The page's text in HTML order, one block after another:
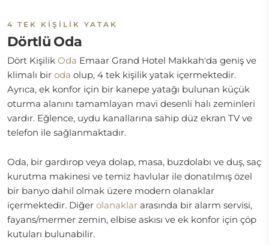
4 TEK KIŞILIK YATAK
Dörtlü Oda
Dört Kişilik Oda Emaar Grand Hotel Makkah'da geniş ve
klimalı bir oda olup, 4 tek kişilik yatak içermektedir.
Ayrıca, ek konfor için bir kanepe yatağı bulunan küçük
oturma alanını tamamlayan mavi desenli halı zeminleri
vardır. Eğlence, uydu kanallarına sahip düz ekran TV ve
telefon ile sağlanmaktadır.
Oda, bir gardırop veya dolap, masa, buzdolabı ve duş, saç
kurutma makinesi ve temiz havlular ile donatılmış özel
bir banyo dahil olmak üzere modern olanaklar
içermektedir. Diğer olanaklar arasında bir alarm servisi,
fayans/mermer zemin, elbise askısı ve ek konfor için çöp
kutuları bulunabilir.